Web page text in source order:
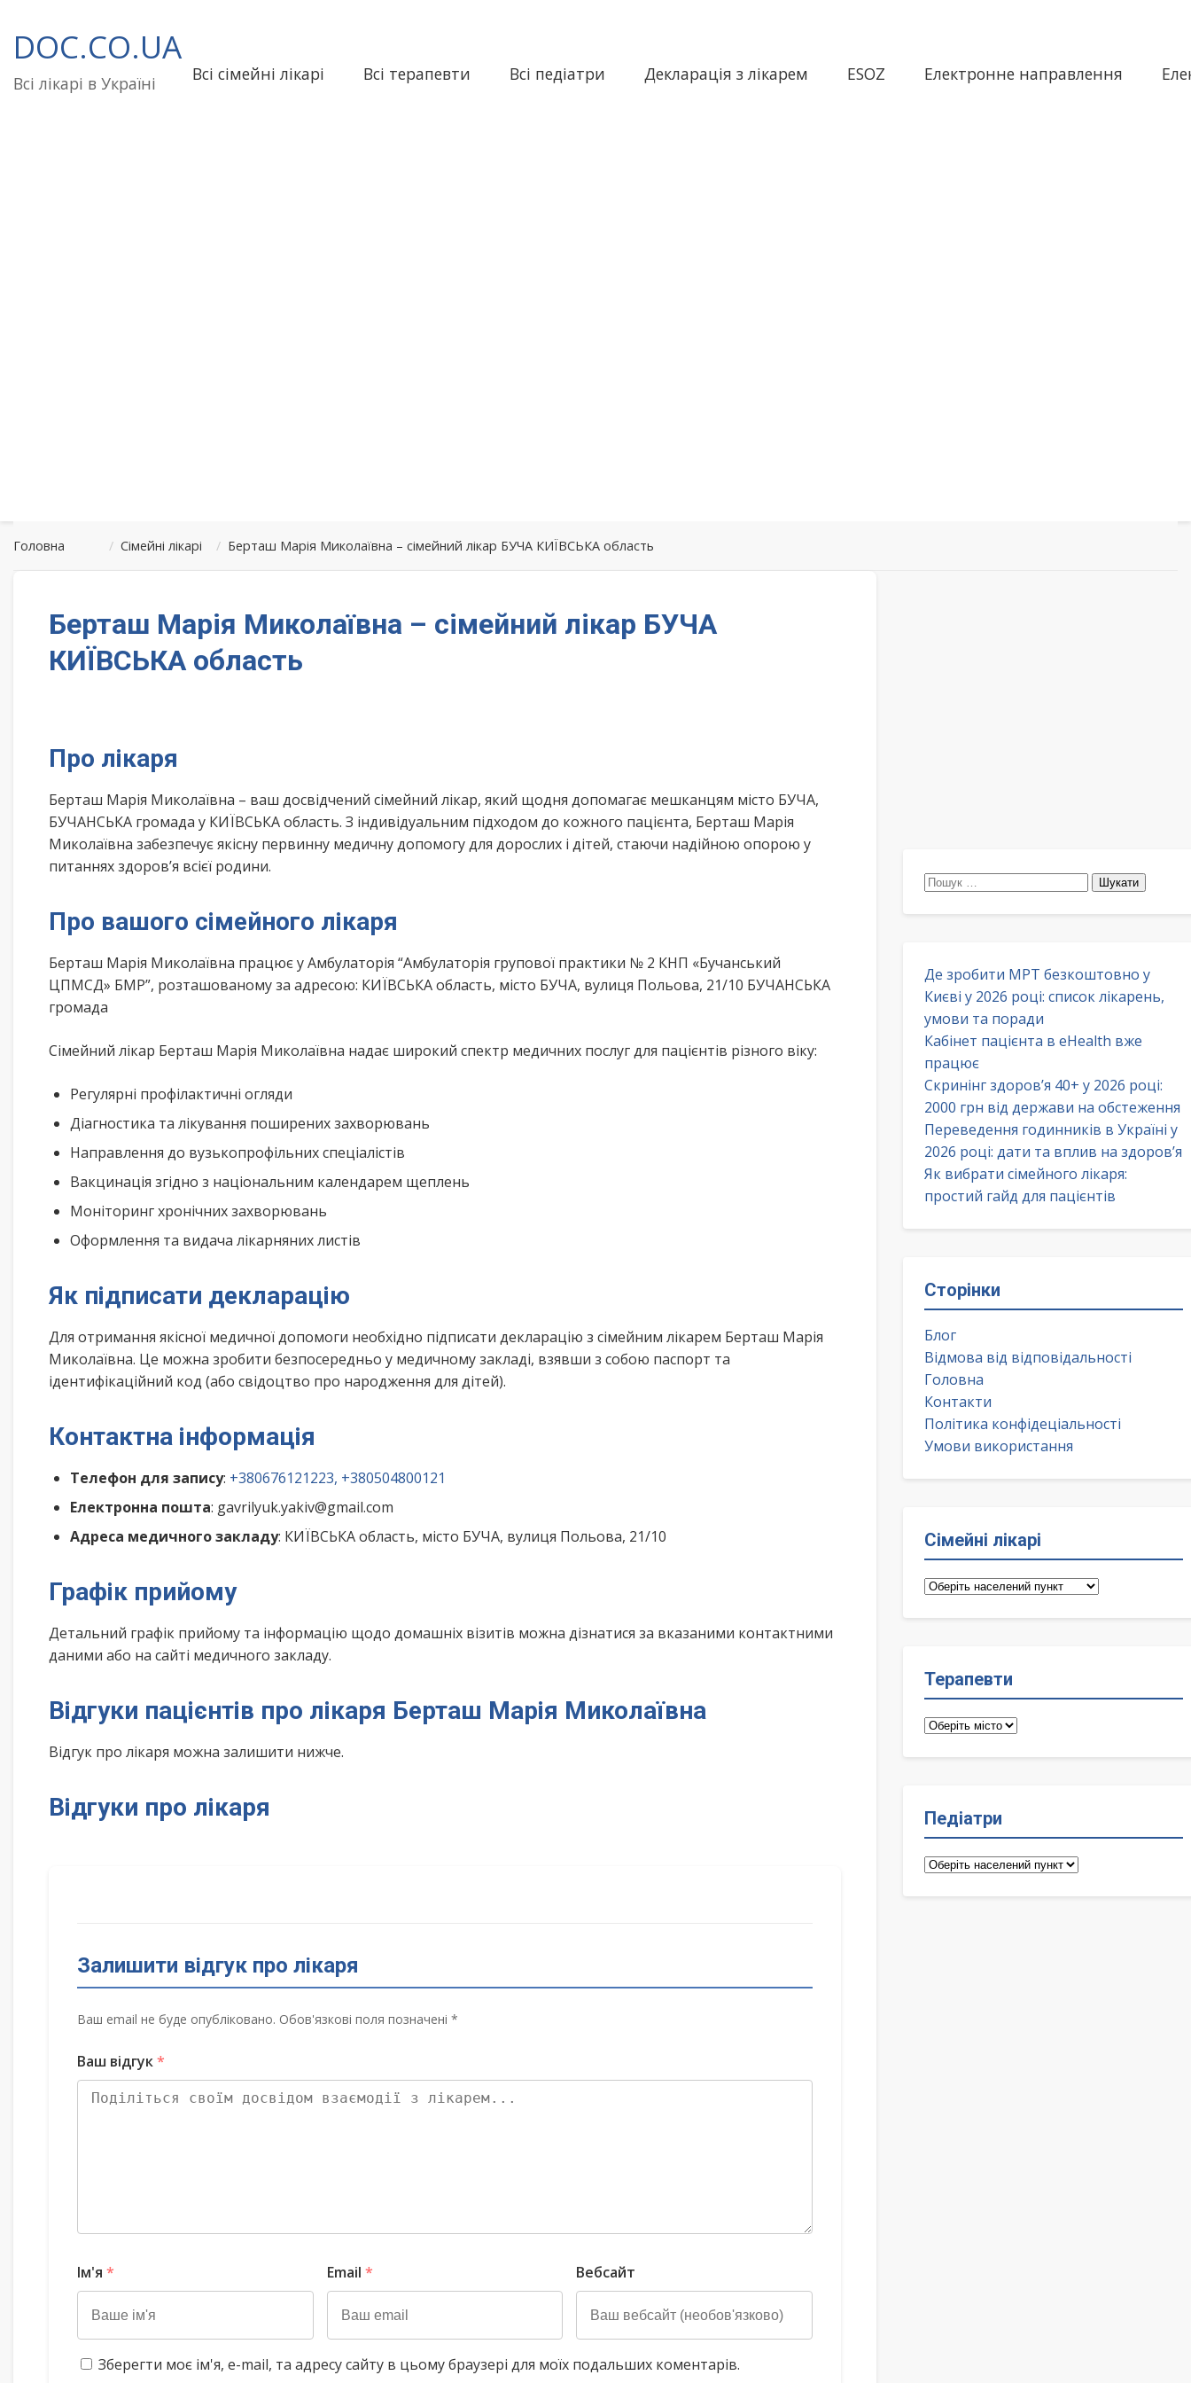
до
вмісту
DOC.CO.UA
Всі лікарі в Україні Всі сімейні лікарі Всі терапевти Всі педіатри Декларація з лікарем ESOZ Електронне направлення
Головна / Сімейні лікарі / Берташ Марія Миколаївна – сімейний лікар БУЧА КИЇВСЬКА область
Берташ Марія Миколаївна – сімейний лікар БУЧА
КИЇВСЬКА область
Про лікаря
Берташ Марія Миколаївна – ваш досвідчений сімейний лікар, який щодня допомагає мешканцям місто БУЧА,
БУЧАНСЬКА громада у КИЇВСЬКА область. З індивідуальним підходом до кожного пацієнта, Берташ Марія
Миколаївна забезпечує якісну первинну медичну допомогу для дорослих і дітей, стаючи надійною опорою у
питаннях здоров’я всієї родини.
Про вашого сімейного лікаря
Берташ Марія Миколаївна працює у Амбулаторія “Амбулаторія групової практики № 2 КНП «Бучанський
ЦПМСД» БМР”, розташованому за адресою: КИЇВСЬКА область, місто БУЧА, вулиця Польова, 21/10 БУЧАНСЬКА
громада
Сімейний лікар Берташ Марія Миколаївна надає широкий спектр медичних послуг для пацієнтів різного віку:
Регулярні профілактичні огляди
Діагностика та лікування поширених захворювань
Направлення до вузькопрофільних спеціалістів
Вакцинація згідно з національним календарем щеплень
Моніторинг хронічних захворювань
Оформлення та видача лікарняних листів
Як підписати декларацію
Для отримання якісної медичної допомоги необхідно підписати декларацію з сімейним лікарем Берташ Марія
Миколаївна. Це можна зробити безпосередньо у медичному закладі, взявши з собою паспорт та
ідентифікаційний код (або свідоцтво про народження для дітей).
Контактна інформація
Телефон для запису: +380676121223, +380504800121
Електронна пошта: gavrilyuk.yakiv@gmail.com
Адреса медичного закладу: КИЇВСЬКА область, місто БУЧА, вулиця Польова, 21/10
Графік прийому
Детальний графік прийому та інформацію щодо домашніх візитів можна дізнатися за вказаними контактними
даними або на сайті медичного закладу.
Відгуки пацієнтів про лікаря Берташ Марія Миколаївна
Відгук про лікаря можна залишити нижче.
Відгуки про лікаря
Залишити відгук про лікаря
Ваш email не буде опубліковано. Обов'язкові поля позначені *
Ваш відгук*
Ім'я * Email * Вебсайт
Зберегти моє ім'я, e-mail, та адресу сайту в цьому браузері для моїх подальших коментарів.
Пошук:
Де зробити МРТ безкоштовно у
Києві у 2026 році: список лікарень,
умови та поради
Кабінет пацієнта в eHealth вже
працює
Скринінг здоров’я 40+ у 2026 році:
2000 грн від держави на обстеження
Переведення годинників в Україні у
2026 році: дати та вплив на здоров’я
Як вибрати сімейного лікаря:
простий гайд для пацієнтів
Сторінки
Блог
Відмова від відповідальності
Головна
Контакти
Політика конфідеціальності
Умови використання
Сімейні лікарі
Сімейні
Терапевти
Терапевти
Педіатри
Педіатри